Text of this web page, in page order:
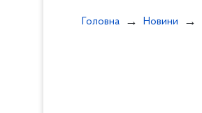
Головна Новини